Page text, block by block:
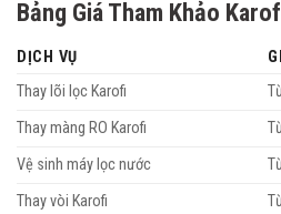
Bảng Giá Tham Khảo
DỊCH VỤ
Thay lõi lọc Karofi
Thay màng RO Karofi
Vệ sinh máy lọc nước
Thay vòi Karofi